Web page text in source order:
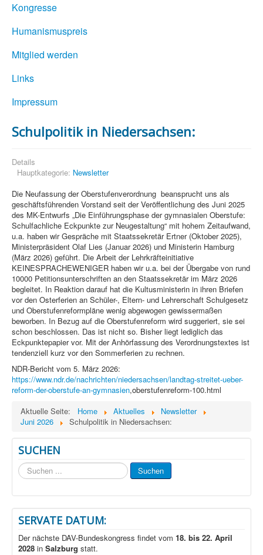
Kongresse
Humanismuspreis
Mitglied werden
Links
Impressum
Schulpolitik in Niedersachsen:
Details
Hauptkategorie: Newsletter
Die Neufassung der Oberstufenverordnung beansprucht uns als
geschäftsführenden Vorstand seit der Veröffentlichung des Juni 2025
des MK-Entwurfs „Die Einführungsphase der gymnasialen Oberstufe:
Schulfachliche Eckpunkte zur Neugestaltung“ mit hohem Zeitaufwand,
u.a. haben wir Gespräche mit Staatssekretär Ertner (Oktober 2025),
Ministerpräsident Olaf Lies (Januar 2026) und Ministerin Hamburg
(März 2026) geführt. Die Arbeit der Lehrkräfteinitiative
KEINESPRACHEWENIGER haben wir u.a. bei der Übergabe von rund
10000 Petitionsunterschriften an den Staatssekretär im März 2026
begleitet. In Reaktion darauf hat die Kultusministerin in ihren Briefen
vor den Osterferien an Schüler-, Eltern- und Lehrerschaft Schulgesetz
und Oberstufenreformpläne wenig abgewogen gewissermaßen
beworben. In Bezug auf die Oberstufenreform wird suggeriert, sie sei
schon beschlossen. Das ist nicht so. Bisher liegt lediglich das
Eckpunktepapier vor. Mit der Anhörfassung des Verordnungstextes ist
tendenziell kurz vor den Sommerferien zu rechnen.
NDR-Bericht vom 5. März 2026:
https://www.ndr.de/nachrichten/niedersachsen/landtag-streitet-ueber-
reform-der-oberstufe-an-gymnasien,oberstufenreform-100.html
Aktuelle Seite:
Home Aktuelles
Newsletter
Juni 2026
Schulpolitik in Niedersachsen:
SUCHEN
Suchen
...
Suchen
SERVATE DATUM:
Der nächste DAV-Bundeskongress findet vom 18. bis 22. April
2028 in Salzburg statt.